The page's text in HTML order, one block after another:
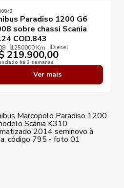
Paradiso 1200 G6
sobre chassi Scania
COD.843
1250000 Km Diesel
219.900,00
há 3 semanas
Ver mais